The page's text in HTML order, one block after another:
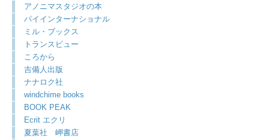
アノニマスタジオの本
パイインターナショナル
ミル・ブックス
トランスビュー
ころから
吉備人出版
ナナロク社
windchime books
BOOK PEAK
Ecrit エクリ
夏葉社 岬書店